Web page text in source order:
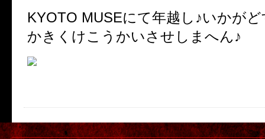
KYOTO MUSEにて年越し♪いかが
かきくけこうかいさせしまへん♪